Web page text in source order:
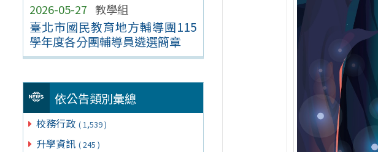
2026-05-27 教學組
臺北市國民教育地方輔導團115
學年度各分團輔導員遴選簡章
依公告類別彙總
校務行政 ( 1,539 )
升學資訊 ( 245 )